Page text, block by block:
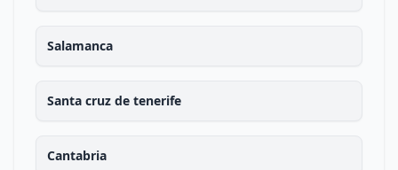
Salamanca
Santa cruz de tenerife
Cantabria